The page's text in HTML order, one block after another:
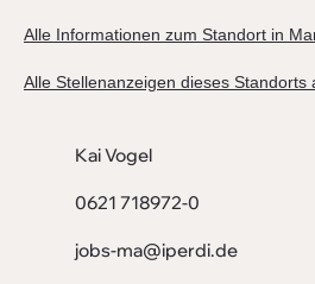
Alle Informationen zum Standort in
Alle Stellenanzeigen dieses Standorts
Kai Vogel
0621 718972-0
jobs-ma@iperdi.de